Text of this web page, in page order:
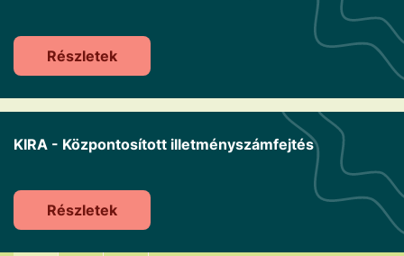
Részletek
KIRA - Központosított illetményszámfejtés
Részletek